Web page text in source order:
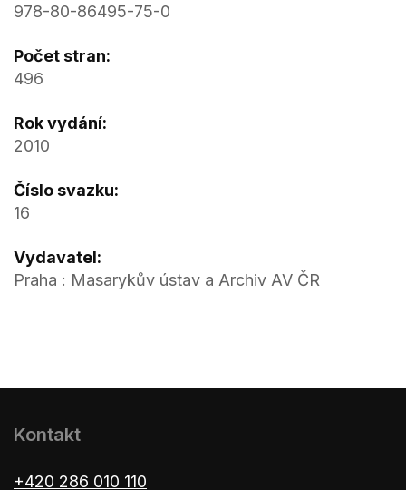
978-80-86495-75-0
Počet stran:
496
Rok vydání:
2010
Číslo svazku:
16
Vydavatel:
Praha : Masarykův ústav a Archiv AV ČR
Kontakt
+420 286 010 110